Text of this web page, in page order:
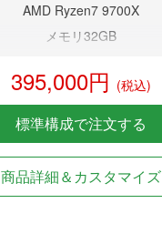
AMD Ryzen7 9700X
メモリ32GB
NVMeSSD 1TB
無線LAN Bluetooth対応
Windows11 Home 64bit
395,000円 (税込)
標準構成で注文する
商品詳細＆カスタマイズ